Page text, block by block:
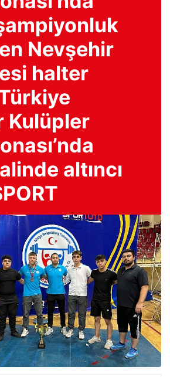
Nevşehir
halter
Kulüpler
altıncı